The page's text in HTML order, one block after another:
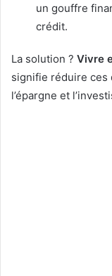
un gouffre
crédit.
La solution ? Vivre
signifie réduire ces
l’épargne et